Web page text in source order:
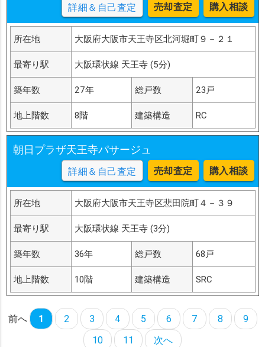
詳細＆自己査定 売却査定 購入相談
所在地 大阪府大阪市天王寺区北河堀町９－２１
最寄り駅 大阪環状線 天王寺 (5分)
築年数 27年 総戸数 23戸
地上階数 8階 建築構造 RC
朝日プラザ天王寺パサージュ
詳細＆自己査定 売却査定 購入相談
所在地 大阪府大阪市天王寺区悲田院町４－３９
最寄り駅 大阪環状線 天王寺 (3分)
築年数 36年 総戸数 68戸
地上階数 10階 建築構造 SRC
前へ 1 2 3 4 5 6 7 8
9
10
11 次へ